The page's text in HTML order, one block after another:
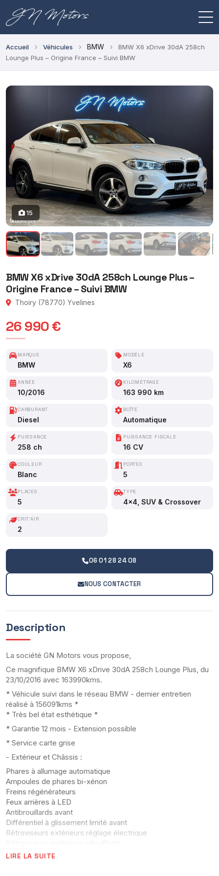
Accueil › Véhicules › BMW ›
BMW X6 xDrive 30dA 258ch
Lounge Plus – Origine France – Suivi BMW
15
BMW X6 xDrive 30dA 258ch Lounge Plus –
Origine France – Suivi BMW
Thoiry (78770) Yvelines
26 990 €
MARQUE
BMW
MODÈLE
X6
ANNÉE
10/2016
KILOMÉTRAGE
163 990 km
CARBURANT
Diesel
BOÎTE
Automatique
PUISSANCE
258 ch
PUISSANCE FISCALE
16 CV
COULEUR
Blanc
PORTES
5
PLACES
5
TYPE
4x4, SUV & Crossover
CRIT'AIR
2
06 01 28 24 08
NOUS CONTACTER
Description
La société GN Motors vous propose,
Ce magnifique BMW X6 xDrive 30dA 258ch Lounge Plus, du
23/10/2016 avec 163990kms.
* Véhicule suivi dans le réseau BMW - dernier entretien
réalisé à 156091kms *
* Très bel état esthétique *
* Garantie 12 mois - Extension possible
* Service carte grise
- Extérieur et Châssis :
Phares à allumage automatique
Ampoules de phares bi-xénon
Freins régénérateurs
Feux arrières à LED
Antibrouillards avant
Différentiel à glissement limité avant
Rétroviseurs extérieurs réglage électrique
Rétroviseurs rabattables électriquement
Frein de parking automatique
LIRE LA SUITE